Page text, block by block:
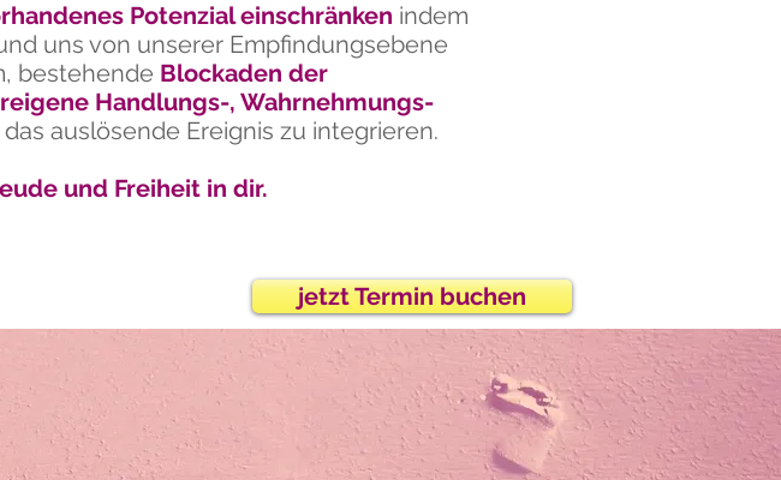
Potenzial einschränken indem
uns von unserer Empfindungsebene
bestehende Blockaden der
Handlungs-, Wahrnehmungs-
auslösende Ereignis zu integrieren.
und Freiheit in dir.
jetzt Termin buchen